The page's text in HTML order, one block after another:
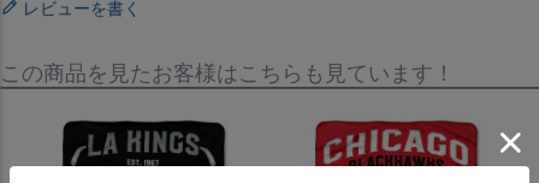
レビューを書く
この商品を見たお客様はこちらも見ています！